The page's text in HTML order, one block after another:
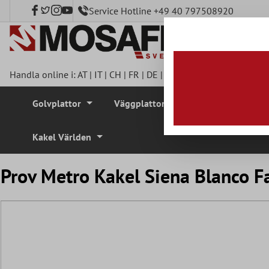
Service Hotline +49 40 797508920
Handla online i:AT| IT| CH | FR | DE |
Golvplattor Väggplattor
Kakel Världen
Prov Metro Kakel Siena Blanco